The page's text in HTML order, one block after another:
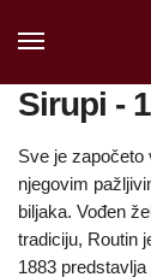
Sirupi -
Sve je započeto
njegovim
biljaka. Vođen
tradiciju, Routin
1883